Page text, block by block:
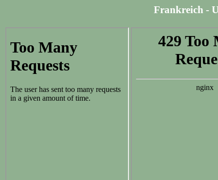
Frankreich -